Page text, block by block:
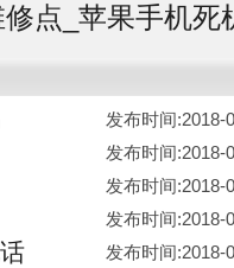
点_苹果手机死
发布时间:2018-
发布时间:2018-
发布时间:2018-
发布时间:2018-
发布时间:2018-